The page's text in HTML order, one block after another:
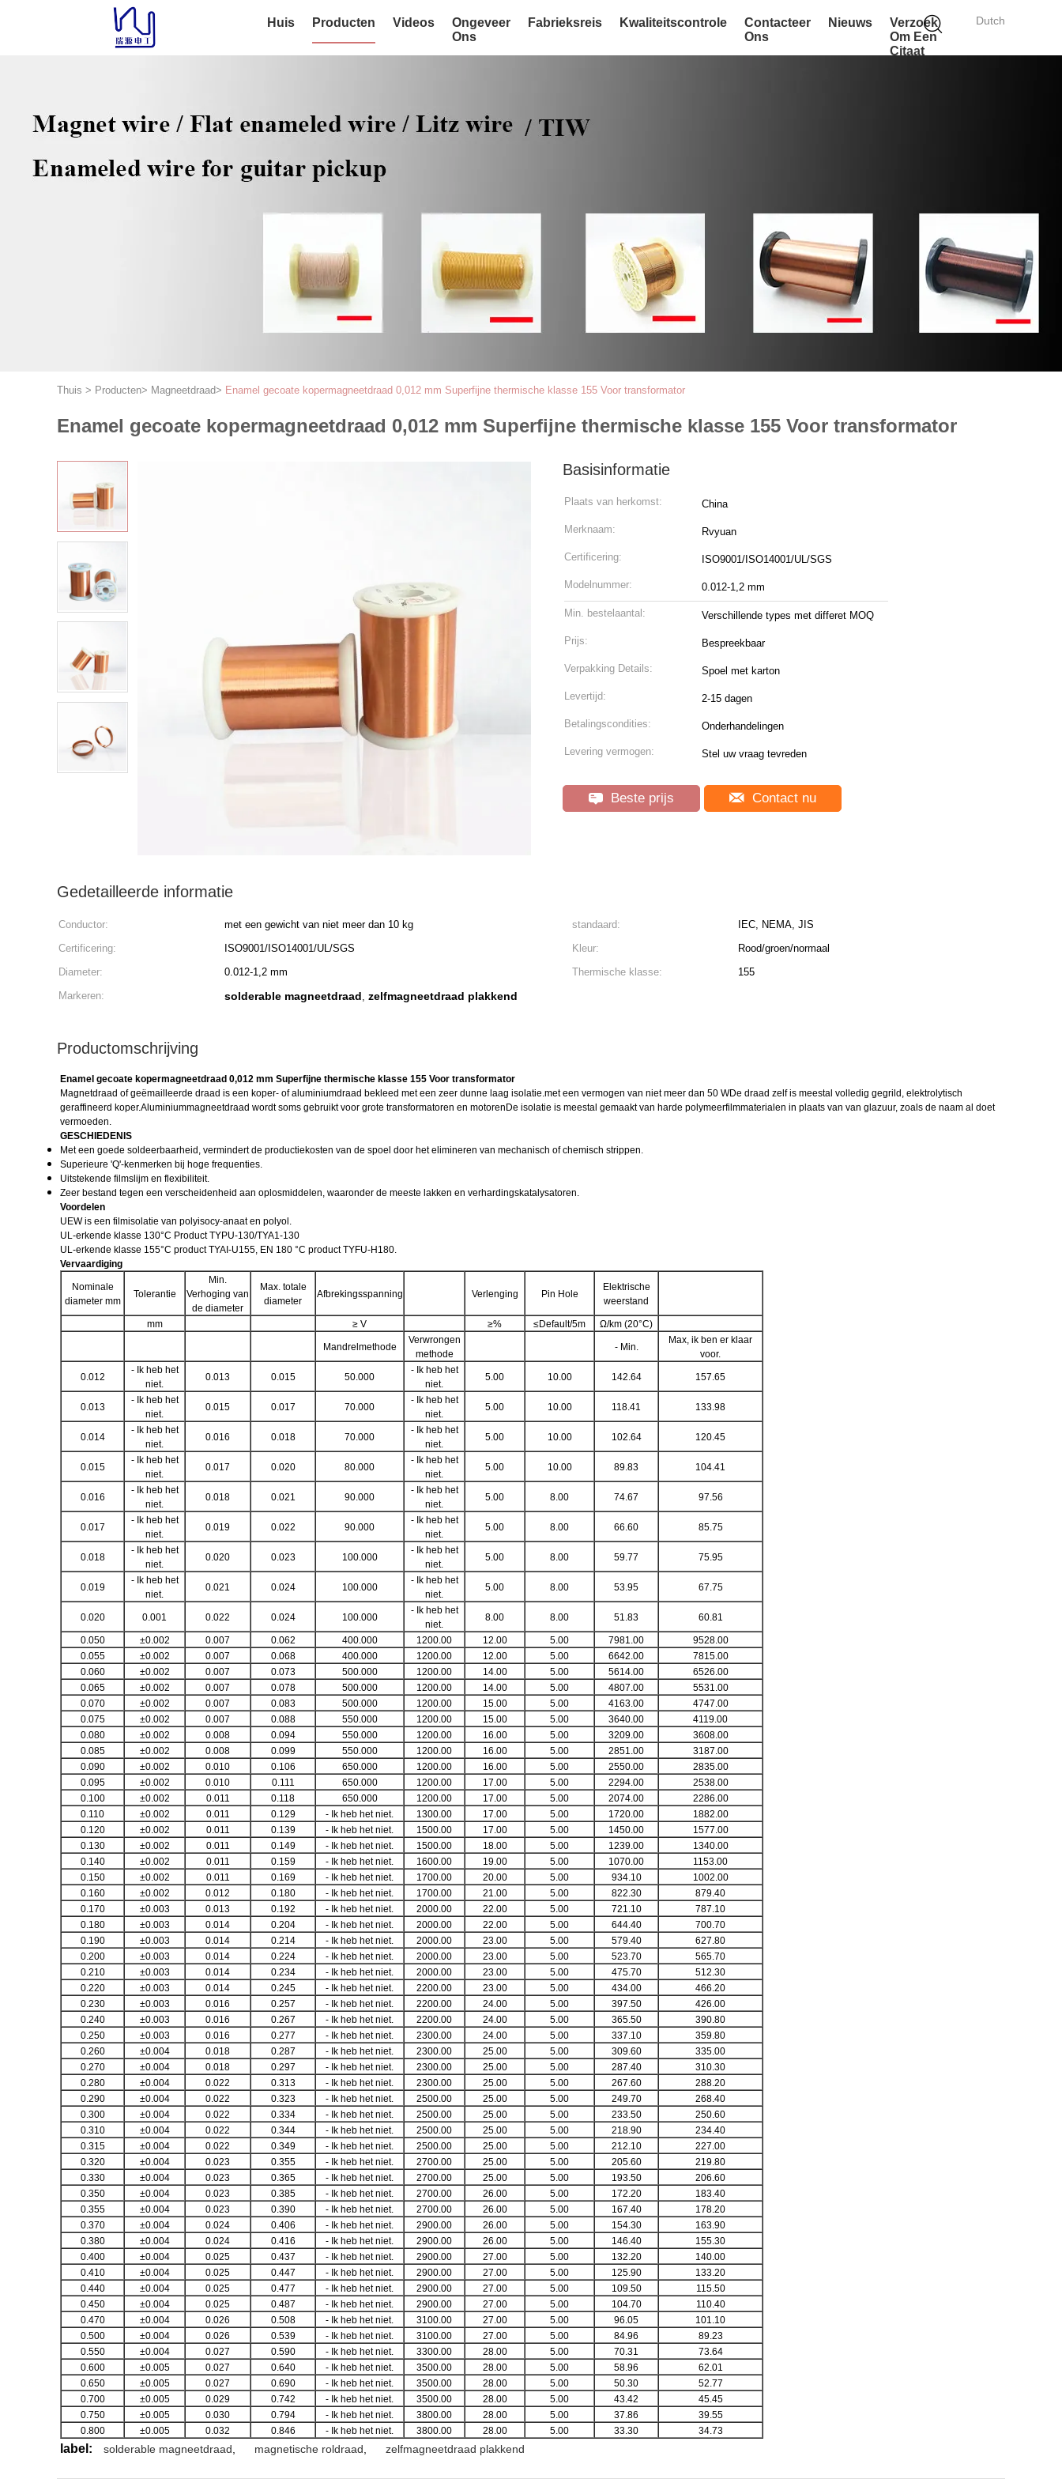
Dutch
Huis Producten Videos
Ongeveer
Ons
Fabrieksreis Kwaliteitscontrole
Contacteer
Ons
Nieuws
Verzoek
Om Een
Citaat
Thuis > Producten> Magneetdraad> Enamel gecoate kopermagneetdraad 0,012 mm Superfijne thermische klasse 155 Voor transformator
Enamel gecoate kopermagneetdraad 0,012 mm Superfijne thermische klasse 155 Voor transformator
Basisinformatie
Plaats van herkomst: China
Merknaam: Rvyuan
Certificering: ISO9001/ISO14001/UL/SGS
Modelnummer: 0.012-1,2 mm
Min. bestelaantal: Verschillende types met differet MOQ
Prijs: Bespreekbaar
Verpakking Details: Spoel met karton
Levertijd: 2-15 dagen
Betalingscondities: Onderhandelingen
Levering vermogen: Stel uw vraag tevreden
Beste prijs Contact nu
Gedetailleerde informatie
Conductor: met een gewicht van niet meer dan 10 kg standaard:
IEC, NEMA, JIS
Certificering:
ISO9001/ISO14001/UL/SGS Kleur:
Rood/groen/normaal
Diameter:
0.012-1,2 mm Thermische klasse:
155
Markeren:
solderable magneetdraad, zelfmagneetdraad plakkend
Productomschrijving
Enamel gecoate kopermagneetdraad 0,012 mm Superfijne thermische klasse 155 Voor transformator
Magnetdraad of geëmailleerde draad is een koper- of aluminiumdraad bekleed met een zeer dunne laag isolatie.met een vermogen van niet meer dan 50 WDe draad zelf is meestal volledig gegrild, elektrolytisch
geraffineerd koper.Aluminiummagneetdraad wordt soms gebruikt voor grote transformatoren en motorenDe isolatie is meestal gemaakt van harde polymeerfilmmaterialen in plaats van van glazuur, zoals de naam al doet
vermoeden.
GESCHIEDENIS
Met een goede soldeerbaarheid, vermindert de productiekosten van de spoel door het elimineren van mechanisch of chemisch strippen.
Superieure 'Q'-kenmerken bij hoge frequenties.
Uitstekende filmslijm en flexibiliteit.
Zeer bestand tegen een verscheidenheid aan oplosmiddelen, waaronder de meeste lakken en verhardingskatalysatoren.
Voordelen
UEW is een filmisolatie van polyisocy-anaat en polyol.
UL-erkende klasse 130°C Product TYPU-130/TYA1-130
UL-erkende klasse 155°C product TYAI-U155, EN 180 °C product TYFU-H180.
Vervaardiging
Nominale
diameter mm
Tolerantie
Min.
Verhoging van
de diameter
Max. totale
diameter
Afbrekingsspanning Verlenging Pin Hole
Elektrische
weerstand
mm ≥ V ≥% ≤Default/5m Ω/km (20°C)
Mandrelmethode
Verwrongen
methode
- Min.
Max, ik ben er klaar
voor.
0.012
- Ik heb het
niet.
0.013 0.015 50.000
- Ik heb het
niet.
5.00 10.00 142.64 157.65
0.013
- Ik heb het
niet.
0.015 0.017 70.000
- Ik heb het
niet.
5.00 10.00 118.41 133.98
0.014
- Ik heb het
niet.
0.016 0.018 70.000
- Ik heb het
niet.
5.00 10.00 102.64 120.45
0.015
- Ik heb het
niet.
0.017 0.020 80.000
- Ik heb het
niet.
5.00 10.00 89.83 104.41
0.016
- Ik heb het
niet.
0.018 0.021 90.000
- Ik heb het
niet.
5.00 8.00 74.67 97.56
0.017
- Ik heb het
niet.
0.019 0.022 90.000
- Ik heb het
niet.
5.00 8.00 66.60 85.75
0.018
- Ik heb het
niet.
0.020 0.023 100.000
- Ik heb het
niet.
5.00 8.00 59.77 75.95
0.019
- Ik heb het
niet.
0.021 0.024 100.000
- Ik heb het
niet.
5.00 8.00 53.95 67.75
0.020 0.001 0.022 0.024 100.000
- Ik heb het
niet.
8.00 8.00 51.83 60.81
0.050 ±0.002 0.007 0.062 400.000 1200.00 12.00 5.00 7981.00
9528.00
0.055
±0.002 0.007 0.068 400.000 1200.00 12.00 5.00 6642.00
7815.00
0.060
±0.002 0.007 0.073 500.000 1200.00 14.00 5.00 5614.00
6526.00
0.065
±0.002 0.007 0.078 500.000 1200.00 14.00 5.00 4807.00
5531.00
0.070
±0.002 0.007 0.083 500.000 1200.00 15.00 5.00 4163.00
4747.00
0.075
±0.002 0.007 0.088 550.000 1200.00 15.00 5.00 3640.00
4119.00
0.080
±0.002 0.008 0.094 550.000 1200.00 16.00 5.00 3209.00
3608.00
0.085
±0.002 0.008 0.099 550.000 1200.00 16.00 5.00 2851.00
3187.00
0.090
±0.002 0.010 0.106 650.000 1200.00 16.00 5.00 2550.00
2835.00
0.095
±0.002 0.010 0.111 650.000 1200.00 17.00 5.00 2294.00
2538.00
0.100
±0.002 0.011 0.118 650.000 1200.00 17.00 5.00 2074.00
2286.00
0.110
±0.002 0.011 0.129 - Ik heb het niet. 1300.00 17.00 5.00 1720.00
1882.00
0.120
±0.002 0.011 0.139 - Ik heb het niet. 1500.00 17.00 5.00 1450.00
1577.00
0.130
±0.002 0.011 0.149 - Ik heb het niet. 1500.00 18.00 5.00 1239.00
1340.00
0.140
±0.002 0.011 0.159 - Ik heb het niet. 1600.00 19.00 5.00 1070.00
1153.00
0.150
±0.002 0.011 0.169 - Ik heb het niet. 1700.00 20.00 5.00 934.10
1002.00
0.160
±0.002 0.012 0.180 - Ik heb het niet. 1700.00 21.00 5.00 822.30
879.40
0.170
±0.003 0.013 0.192 - Ik heb het niet. 2000.00 22.00 5.00 721.10
787.10
0.180
±0.003 0.014 0.204 - Ik heb het niet. 2000.00 22.00 5.00 644.40
700.70
0.190
±0.003 0.014 0.214 - Ik heb het niet. 2000.00 23.00 5.00 579.40
627.80
0.200
±0.003 0.014 0.224 - Ik heb het niet. 2000.00 23.00 5.00 523.70
565.70
0.210
±0.003 0.014 0.234 - Ik heb het niet. 2000.00 23.00 5.00 475.70
512.30
0.220
±0.003 0.014 0.245 - Ik heb het niet. 2200.00 23.00 5.00 434.00
466.20
0.230
±0.003 0.016 0.257 - Ik heb het niet. 2200.00 24.00 5.00 397.50
426.00
0.240
±0.003 0.016 0.267 - Ik heb het niet. 2200.00 24.00 5.00 365.50
390.80
0.250
±0.003 0.016 0.277 - Ik heb het niet. 2300.00 24.00 5.00 337.10
359.80
0.260
±0.004 0.018 0.287 - Ik heb het niet. 2300.00 25.00 5.00 309.60
335.00
0.270
±0.004 0.018 0.297 - Ik heb het niet. 2300.00 25.00 5.00 287.40
310.30
0.280
±0.004 0.022 0.313 - Ik heb het niet. 2300.00 25.00 5.00 267.60
288.20
0.290
±0.004 0.022 0.323 - Ik heb het niet. 2500.00 25.00 5.00 249.70
268.40
0.300
±0.004 0.022 0.334 - Ik heb het niet. 2500.00 25.00 5.00 233.50
250.60
0.310
±0.004 0.022 0.344 - Ik heb het niet. 2500.00 25.00 5.00 218.90
234.40
0.315
±0.004 0.022 0.349 - Ik heb het niet. 2500.00 25.00 5.00 212.10
227.00
0.320
±0.004 0.023 0.355 - Ik heb het niet. 2700.00 25.00 5.00 205.60
219.80
0.330
±0.004 0.023 0.365 - Ik heb het niet. 2700.00 25.00 5.00 193.50
206.60
0.350
±0.004 0.023 0.385 - Ik heb het niet. 2700.00 26.00 5.00 172.20
183.40
0.355
±0.004 0.023 0.390 - Ik heb het niet. 2700.00 26.00 5.00 167.40
178.20
0.370
±0.004 0.024 0.406 - Ik heb het niet. 2900.00 26.00 5.00 154.30
163.90
0.380
±0.004 0.024 0.416 - Ik heb het niet. 2900.00 26.00 5.00 146.40
155.30
0.400
±0.004 0.025 0.437 - Ik heb het niet. 2900.00 27.00 5.00 132.20
140.00
0.410
±0.004 0.025 0.447 - Ik heb het niet. 2900.00 27.00 5.00 125.90
133.20
0.440
±0.004 0.025 0.477 - Ik heb het niet. 2900.00 27.00 5.00 109.50
115.50
0.450
±0.004 0.025 0.487 - Ik heb het niet. 2900.00 27.00 5.00 104.70
110.40
0.470
±0.004 0.026 0.508 - Ik heb het niet. 3100.00 27.00 5.00 96.05
101.10
0.500
±0.004 0.026 0.539 - Ik heb het niet. 3100.00 27.00 5.00 84.96
89.23
0.550
±0.004 0.027 0.590 - Ik heb het niet. 3300.00 28.00 5.00 70.31
73.64
0.600
±0.005 0.027 0.640 - Ik heb het niet. 3500.00 28.00 5.00 58.96
62.01
0.650
±0.005 0.027 0.690 - Ik heb het niet. 3500.00 28.00 5.00 50.30
52.77
0.700
±0.005 0.029 0.742 - Ik heb het niet. 3500.00 28.00 5.00 43.42
45.45
0.750
±0.005 0.030 0.794 - Ik heb het niet. 3800.00 28.00 5.00 37.86
39.55
0.800
±0.005 0.032 0.846 - Ik heb het niet. 3800.00 28.00 5.00 33.30 34.73
label: solderable magneetdraad magnetische roldraad zelfmagneetdraad plakkend